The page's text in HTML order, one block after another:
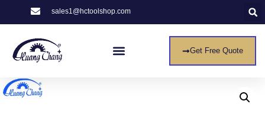
sales1@hctoolshop.com
Get Free Quote